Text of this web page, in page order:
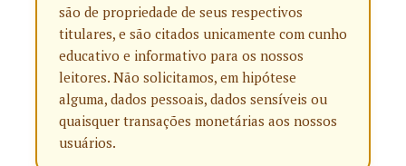
são de propriedade de seus respectivos
titulares, e são citados unicamente com cunho
educativo e informativo para os nossos
leitores. Não solicitamos, em hipótese
alguma, dados pessoais, dados sensíveis ou
quaisquer transações monetárias aos nossos
usuários.